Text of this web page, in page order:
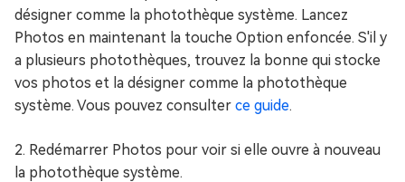
désigner comme la photothèque système. Lancez
Photos en maintenant la touche Option enfoncée. S'il y
a plusieurs photothèques, trouvez la bonne qui stocke
vos photos et la désigner comme la photothèque
système. Vous pouvez consulter ce guide.
2. Redémarrer Photos pour voir si elle ouvre à nouveau
la photothèque système.